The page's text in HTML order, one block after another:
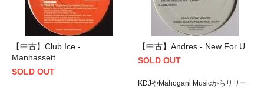
【中古】Club Ice -
Manhassett
SOLD OUT
【中古】Andres - New For U
SOLD OUT
KDJやMahogani Musicからリリー